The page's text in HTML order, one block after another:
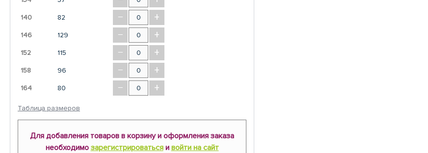
140 82 − +
146 129 − +
152 115 − +
158 96 − +
164 80 − +
Таблица размеров
Для добавления товаров в корзину и оформления заказа
необходимо зарегистрироватьсяи войти на сайт